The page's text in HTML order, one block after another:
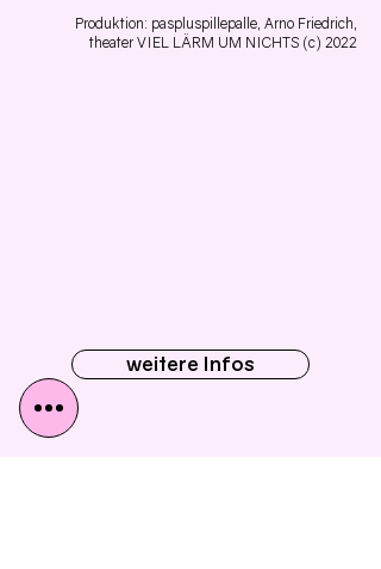
Produktion: paspluspillepalle, Arno Friedrich,
theater VIEL LÄRM UM NICHTS (c) 2022
weitere Infos